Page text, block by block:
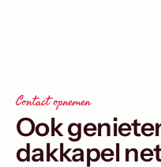
Contact opnemen
Ook
dakkapel